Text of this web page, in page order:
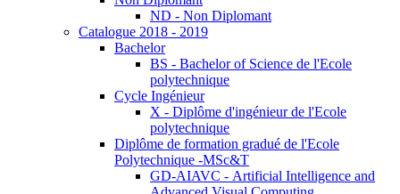
ND - Non Diplomant
Catalogue 2018 - 2019
Bachelor
BS - Bachelor of Science de l'Ecole
polytechnique
Cycle Ingénieur
X - Diplôme d'ingénieur de l'Ecole
polytechnique
Diplôme de formation gradué de l'Ecole
Polytechnique -MSc&T
GD-AIAVC - Artificial Intelligence and